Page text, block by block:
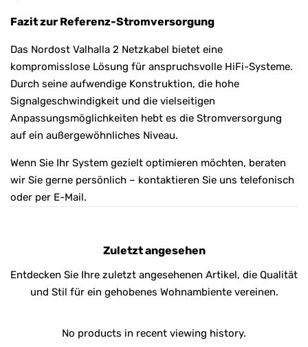
Fazit zur Referenz-Stromversorgung
Das Nordost Valhalla 2 Netzkabel bietet eine
kompromisslose Lösung für anspruchsvolle HiFi-Systeme.
Durch seine aufwendige Konstruktion, die hohe
Signalgeschwindigkeit und die vielseitigen
Anpassungsmöglichkeiten hebt es die Stromversorgung
auf ein außergewöhnliches Niveau.
Wenn Sie Ihr System gezielt optimieren möchten, beraten
wir Sie gerne persönlich – kontaktieren Sie uns telefonisch
oder per E-Mail.
Zuletzt angesehen
Entdecken Sie Ihre zuletzt angesehenen Artikel, die Qualität
und Stil für ein gehobenes Wohnambiente vereinen.
No products in recent viewing history.